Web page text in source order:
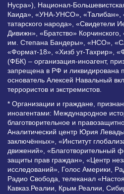
Нусра»), Национал-
Каида», «УНА-УНСО», «Талибан»,
татарского народа», «Свидетели
Дивижн», «Братство» Корчинского,
им. Степана Бандеры», «НСО»,
«Формат-18», «Хизб ут-Тахрир»,
(ФБК) – организация-иноагент,
запрещена в РФ и ликвидирована
основатель Алексей Навальный
террористов и экстремистов.
* Организации и граждане,
иноагентами: Международное
благотворительное и
Аналитический центр Юрия
заключённых», «Институт
движений», «Благотворительный
защиты прав граждан», «Центр
исследований», Голос Америки,
Радио Свобода, телеканал
Кавказ.Реалии, Крым.Реалии,